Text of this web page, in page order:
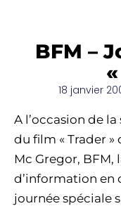
BFM –
18 janvier
A l’occasion de
du film « Trader »
Mc Gregor, BFM,
d’information en
journée spéciale